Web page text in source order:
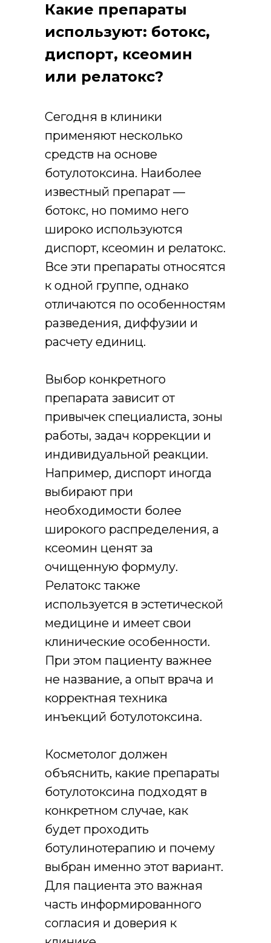
Какие препараты
используют: ботокс,
диспорт, ксеомин
или релатокс?
Сегодня в клиники
применяют несколько
средств на основе
ботулотоксина. Наиболее
известный препарат —
ботокс, но помимо него
широко используются
диспорт, ксеомин и релатокс.
Все эти препараты относятся
к одной группе, однако
отличаются по особенностям
разведения, диффузии и
расчету единиц.
Выбор конкретного
препарата зависит от
привычек специалиста, зоны
работы, задач коррекции и
индивидуальной реакции.
Например, диспорт иногда
выбирают при
необходимости более
широкого распределения, а
ксеомин ценят за
очищенную формулу.
Релатокс также
используется в эстетической
медицине и имеет свои
клинические особенности.
При этом пациенту важнее
не название, а опыт врача и
корректная техника
инъекций ботулотоксина.
Косметолог должен
объяснить, какие препараты
ботулотоксина подходят в
конкретном случае, как
будет проходить
ботулинотерапию и почему
выбран именно этот вариант.
Для пациента это важная
часть информированного
согласия и доверия к